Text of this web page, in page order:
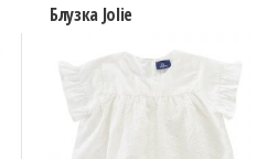
Блузка Jolie